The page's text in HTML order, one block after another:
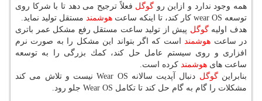
همه وجود ندارد و ازاین رو گوگل فعلاً ترجیح می دهد تا با شركا روی
توسعه wear OS كار كند، تا اینكه ساعت
هوشمند مستقل تولید نماید.
هدف اولیهگوگل پیش از تولید ساعت مستقل رفع مشكل عمر باتری
در ساعت هوشمنداست كه اگر بتواند این مشكل را به صورت نرم
افزاری و روی سیستم عامل حل كند، كمك بزرگی را به توسعه
ساعت های هوشمند كرده است.
بنابراینگوگل
دنبال آپدیت سالانه Wear OS نیست و تلاش می كند
مشكلات را گام به گام حل كند تا تكامل Wear OS جلو رود.